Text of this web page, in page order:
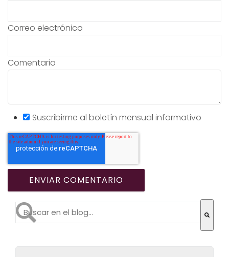
Correo electrónico
Comentario
Suscribirme al boletín mensual informativo
Esto es un campo de búsqueda con una función de